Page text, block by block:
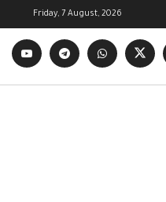
Friday, 7 August, 2026